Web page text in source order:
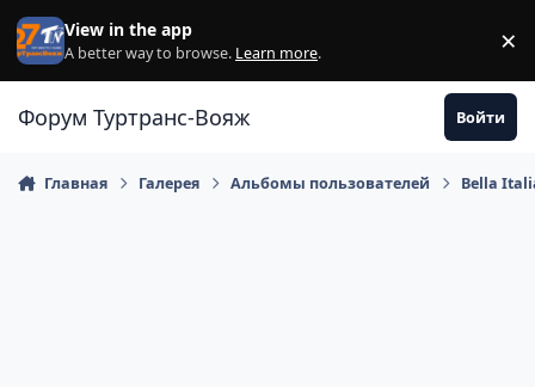
Перейти к содержанию
View in the app
A better way to browse. Learn more. ×
Форум Туртранс-Вояж Войти
Главная Галерея Альбомы пользователей Bella